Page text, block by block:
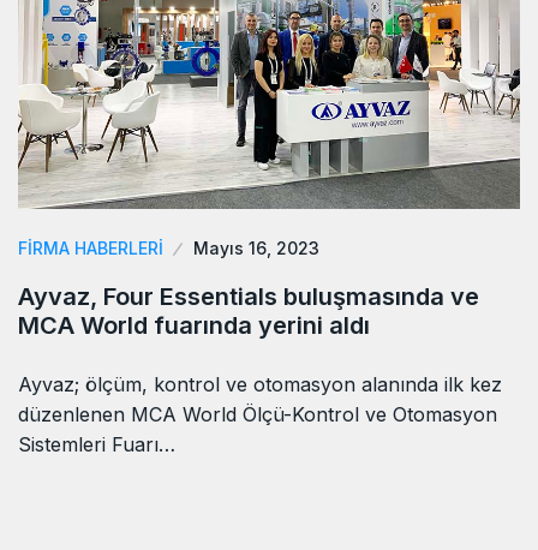
FIRMA HABERLERI Mayıs 16, 2023
Ayvaz, Four Essentials buluşmasında ve
MCA World fuarında yerini aldı
Ayvaz; ölçüm, kontrol ve otomasyon alanında ilk kez
düzenlenen MCA World Ölçü-Kontrol ve Otomasyon
Sistemleri Fuarı…